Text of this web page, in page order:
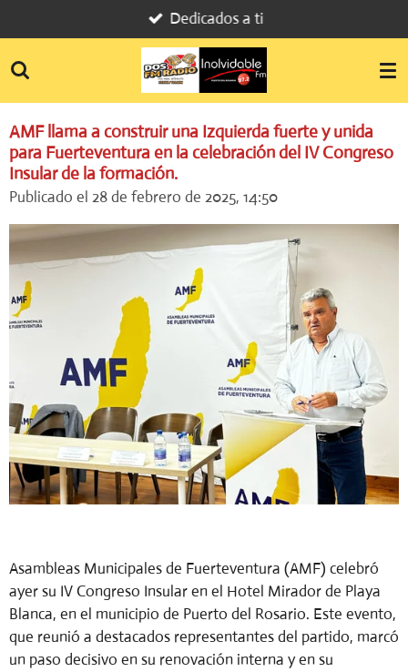
al
contenido
Dedicados a ti
AMF llama a construir una Izquierda fuerte y unida
para Fuerteventura en la celebración del IV Congreso
Insular de la formación.
Publicado el 28 de febrero de 2025, 14:50
Asambleas Municipales de Fuerteventura (AMF) celebró
ayer su IV Congreso Insular en el Hotel Mirador de Playa
Blanca, en el municipio de Puerto del Rosario. Este evento,
que reunió a destacados representantes del partido, marcó
un paso decisivo en su renovación interna y en su